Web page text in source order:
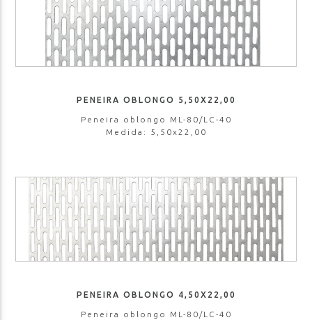
PENEIRA OBLONGO 5,50X22,00
Peneira oblongo ML-80/LC-40
Medida: 5,50x22,00
PENEIRA OBLONGO 4,50X22,00
Peneira oblongo ML-80/LC-40